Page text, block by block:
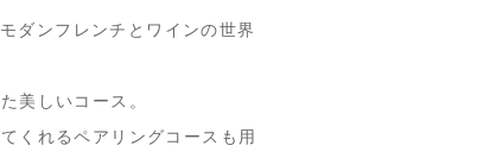
ダンフレンチとワインの世界
美しいコース。
くれるペアリングコースも用